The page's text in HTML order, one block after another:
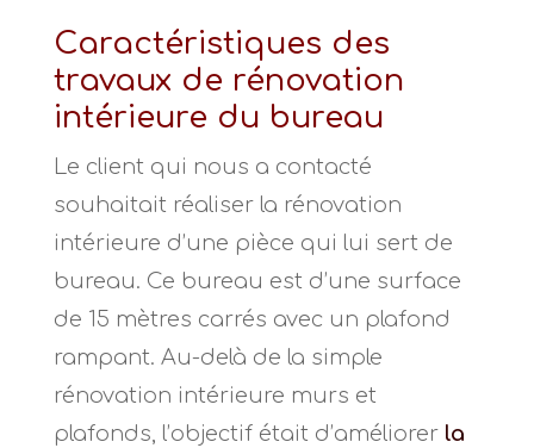
Caractéristiques des
travaux de rénovation
intérieure du bureau
Le client qui nous a contacté
souhaitait réaliser la rénovation
intérieure d’une pièce qui lui sert de
bureau. Ce bureau est d’une surface
de 15 mètres carrés avec un plafond
rampant. Au-delà de la simple
rénovation intérieure murs et
plafonds, l’objectif était d’améliorer la